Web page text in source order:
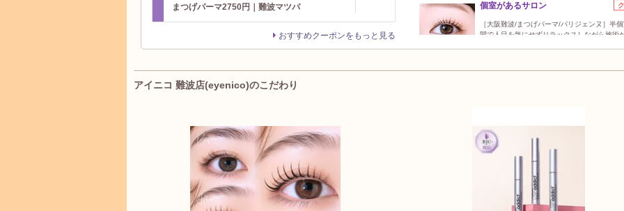
まつげパーマ2750円｜難波マツパ
おすすめクーポンをもっと見る
個室があるサロン
［大阪難波/まつげパーマ/パリジェンヌ］半
間で人目を気にせずリラックスしながら施術
キープ力が自慢のサロン
大人女性向けこだわりサロン
［大阪難波/まつげパーマ/眉毛］目元診断カウ
ングでリピ率90%！高技術とマンツーマン施
可愛い目元にしたい
アイニコ 難波店(eyenico)のこだわり